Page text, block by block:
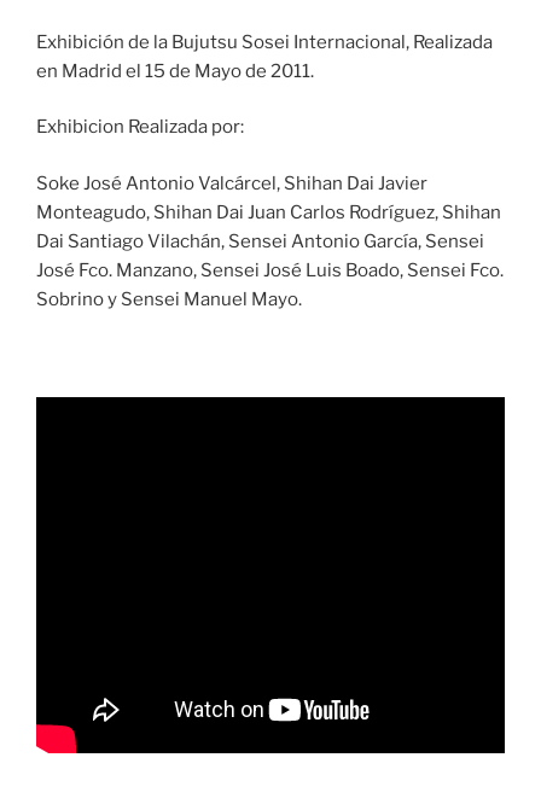
Exhibición de la Bujutsu Sosei Internacional, Realizada
en Madrid el 15 de Mayo de 2011.
Exhibicion Realizada por:
Soke José Antonio Valcárcel, Shihan Dai Javier
Monteagudo, Shihan Dai Juan Carlos Rodríguez, Shihan
Dai Santiago Vilachán, Sensei Antonio García, Sensei
José Fco. Manzano, Sensei José Luis Boado, Sensei Fco.
Sobrino y Sensei Manuel Mayo.